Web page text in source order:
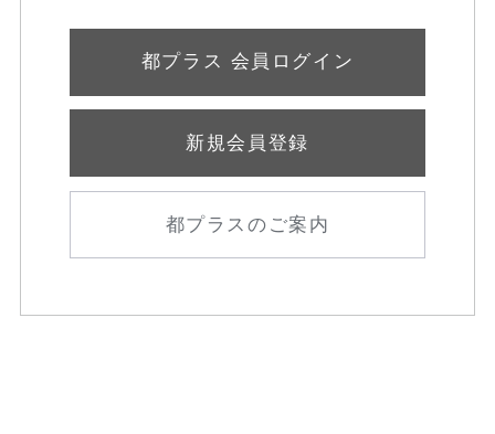
都プラス 会員ログイン
新規会員登録
都プラスのご案内